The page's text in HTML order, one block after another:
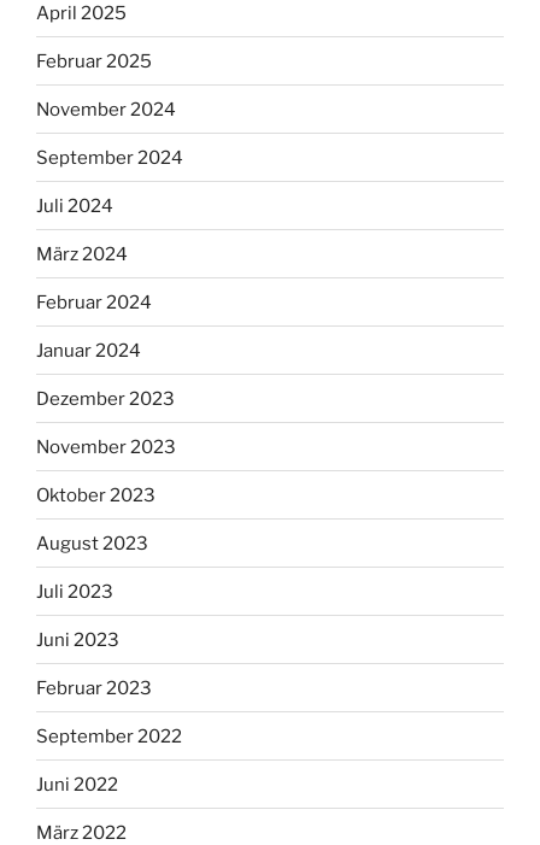
April 2025
Februar 2025
November 2024
September 2024
Juli 2024
März 2024
Februar 2024
Januar 2024
Dezember 2023
November 2023
Oktober 2023
August 2023
Juli 2023
Juni 2023
Februar 2023
September 2022
Juni 2022
März 2022